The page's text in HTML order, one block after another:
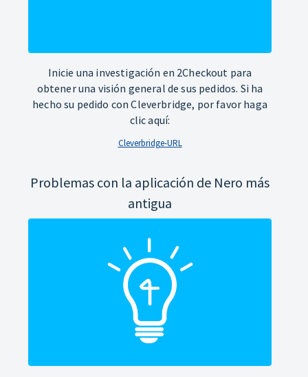
Inicie una investigación en 2Checkout para
obtener una visión general de sus pedidos. Si ha
hecho su pedido con Cleverbridge, por favor haga
clic aquí:
Cleverbridge-URL
Problemas con la aplicación de Nero más
antigua